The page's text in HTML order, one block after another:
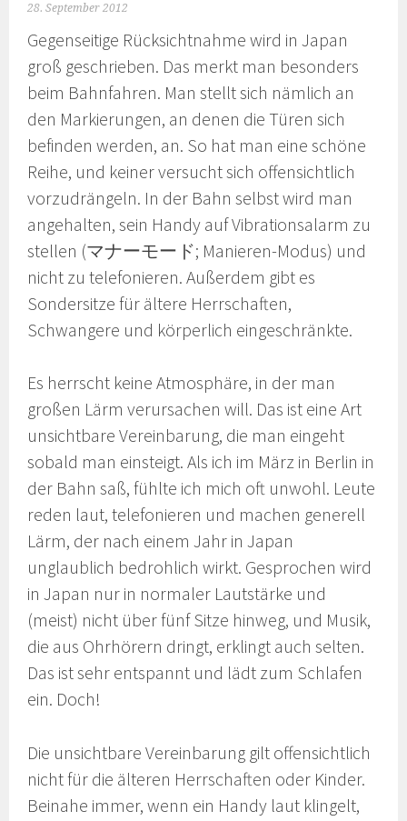
28. September 2012
Gegenseitige Rücksichtnahme wird in Japan
groß geschrieben. Das merkt man besonders
beim Bahnfahren. Man stellt sich nämlich an
den Markierungen, an denen die Türen sich
befinden werden, an. So hat man eine schöne
Reihe, und keiner versucht sich offensichtlich
vorzudrängeln. In der Bahn selbst wird man
angehalten, sein Handy auf Vibrationsalarm zu
stellen (マナーモード; Manieren-Modus) und
nicht zu telefonieren. Außerdem gibt es
Sondersitze für ältere Herrschaften,
Schwangere und körperlich eingeschränkte.
Es herrscht keine Atmosphäre, in der man
großen Lärm verursachen will. Das ist eine Art
unsichtbare Vereinbarung, die man eingeht
sobald man einsteigt. Als ich im März in Berlin in
der Bahn saß, fühlte ich mich oft unwohl. Leute
reden laut, telefonieren und machen generell
Lärm, der nach einem Jahr in Japan
unglaublich bedrohlich wirkt. Gesprochen wird
in Japan nur in normaler Lautstärke und
(meist) nicht über fünf Sitze hinweg, und Musik,
die aus Ohrhörern dringt, erklingt auch selten.
Das ist sehr entspannt und lädt zum Schlafen
ein. Doch!
Die unsichtbare Vereinbarung gilt offensichtlich
nicht für die älteren Herrschaften oder Kinder.
Beinahe immer, wenn ein Handy laut klingelt,